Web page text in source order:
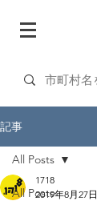
記事
All Posts
All Posts
1718
2019年8月27日